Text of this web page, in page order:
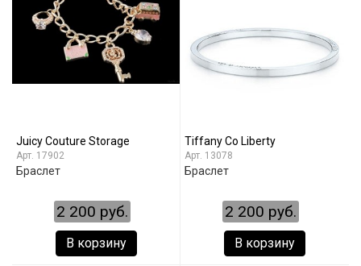
Juicy Couture Storage
17902
Браслет
2 200 руб.
В корзину
Tiffany Co Liberty
13078
Браслет
2 200 руб.
В корзину